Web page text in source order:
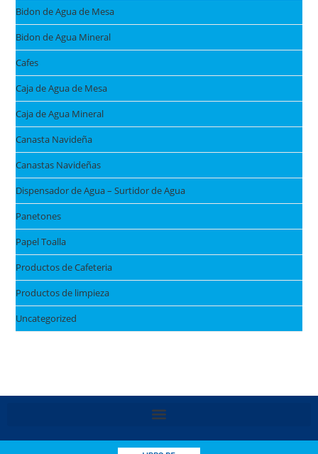
Bidon de Agua de Mesa
Bidon de Agua Mineral
Cafes
Caja de Agua de Mesa
Caja de Agua Mineral
Canasta Navideña
Canastas Navideñas
Dispensador de Agua – Surtidor de Agua
Panetones
Papel Toalla
Productos de Cafeteria
Productos de limpieza
Uncategorized